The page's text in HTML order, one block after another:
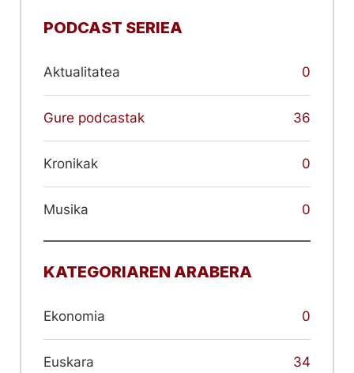
PODCAST SERIEA
Aktualitatea 0
Gure podcastak 36
Kronikak 0
Musika 0
KATEGORIAREN ARABERA
Ekonomia 0
Euskara 34